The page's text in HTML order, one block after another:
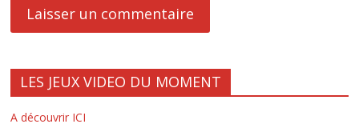
LES JEUX VIDEO DU MOMENT
A découvrir ICI